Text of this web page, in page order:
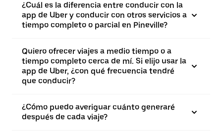
¿Cuál es la diferencia entre conducir con la
app de Uber y conducir con otros servicios a
tiempo completo o parcial en Pineville?
Quiero ofrecer viajes a medio tiempo o a
tiempo completo cerca de mí. Si elijo usar la
app de Uber, ¿con qué frecuencia tendré
que conducir?
¿Cómo puedo averiguar cuánto generaré
después de cada viaje?